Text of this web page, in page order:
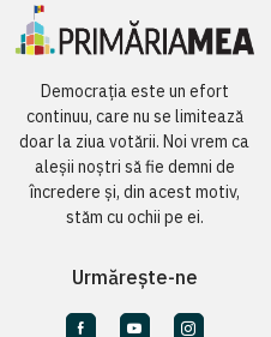
Democrația este un efort
continuu, care nu se limitează
doar la ziua votării. Noi vrem ca
aleșii noștri să fie demni de
încredere și, din acest motiv,
stăm cu ochii pe ei.
Urmărește-ne